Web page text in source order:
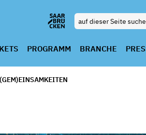
PROGRAMM BRANCHE